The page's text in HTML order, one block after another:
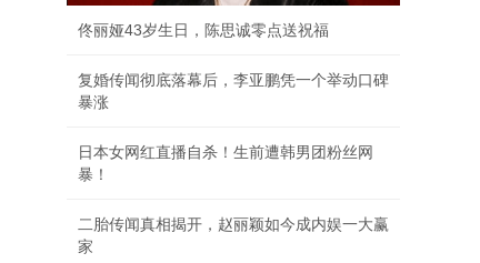
佟丽娅43岁生日，陈思诚零点送祝福
复婚传闻彻底落幕后，李亚鹏凭一个举动口碑
暴涨
日本女网红直播自杀！生前遭韩男团粉丝网
暴！
二胎传闻真相揭开，赵丽颖如今成内娱一大赢
家